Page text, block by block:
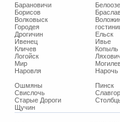
Барановичи
Борисов
Волковыск
Городея
Дрогичин
Ельск
Ивенец
Ивье
Кличев
Копыль
Логойск
Мир
Наровля
Нарочь
Ошмяны
Пинск
Свислочь
Старые Дороги
Щучин